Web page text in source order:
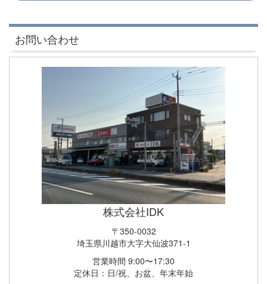
お問い合わせ
株式会社IDK
〒350-0032
埼玉県川越市大字大仙波371-1
営業時間 9:00〜17:30
定休日：日/祝、お盆、年末年始